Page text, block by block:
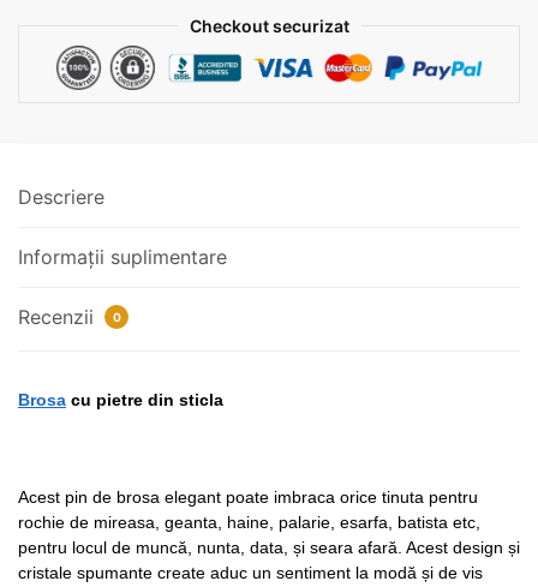
Checkout securizat
Descriere
Informații suplimentare
Recenzii 0
Brosa cu pietre din sticla
Acest pin de brosa elegant poate imbraca orice tinuta pentru
rochie de mireasa, geanta, haine, palarie, esarfa, batista etc,
pentru locul de muncă, nunta, data, și seara afară. Acest design și
cristale spumante create aduc un sentiment la modă și de vis